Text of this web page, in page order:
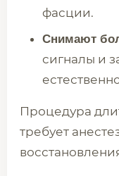
фасции.
Снимают
сигналы и
Процедура
требует